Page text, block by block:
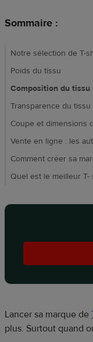
Sommaire :
Notre sélection de T-
Poids du tissu
Composition du tissu
Transparence du tissu
Coupe et dimensions
Vente en ligne : les
Comment créer sa
Quel est le meilleur T-
Lancer sa marque de
plus. Surtout quand